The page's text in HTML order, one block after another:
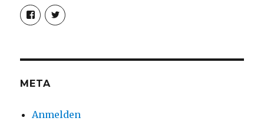
Profil
von
christoph.fleischer1
anzeigen
Profil
von
anzeigen
META
Anmelden